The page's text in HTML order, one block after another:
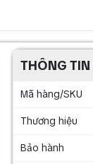
THÔNG
Mã hàng/SKU
Thương hiệu
Bảo hành